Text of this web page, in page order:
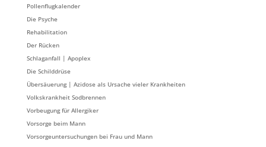
Pollenflugkalender
Die Psyche
Rehabilitation
Der Rücken
Schlaganfall | Apoplex
Die Schilddrüse
Übersäuerung | Azidose als Ursache vieler Krankheiten
Volkskrankheit Sodbrennen
Vorbeugung für Allergiker
Vorsorge beim Mann
Vorsorgeuntersuchungen bei Frau und Mann